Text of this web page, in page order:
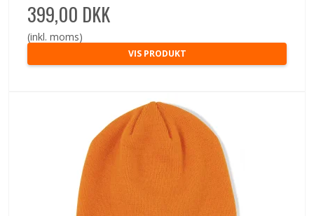
399,00 DKK
(inkl. moms)
VIS PRODUKT